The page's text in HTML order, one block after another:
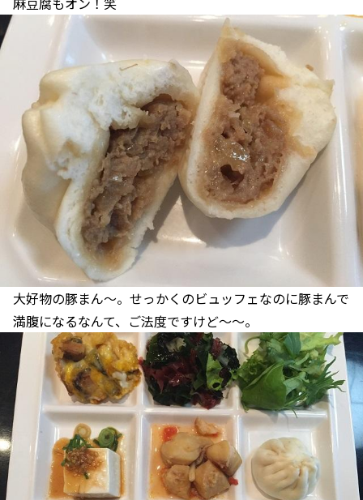
大好物の豚まん～。せっかくのビュッフェなのに豚まんで
満腹になるなんて、ご法度ですけど～～。